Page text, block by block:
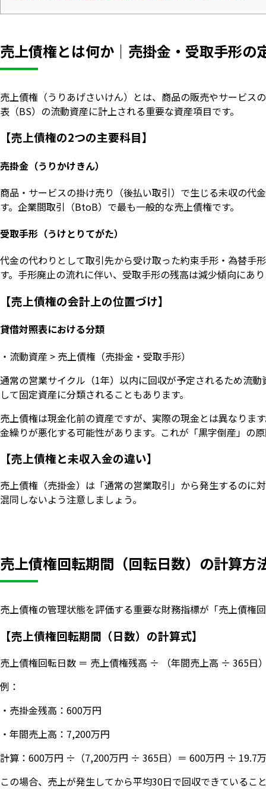
売上債権とは何か｜売掛金・受取手形の
売上債権（うりあげさいけん）とは、商品の販売やサービス
表（BS）の流動資産に計上される重要な資産項目です。
【売上債権の2つの主要科目】
売掛金（うりかけきん）
商品・サービスの掛け売り（後払い取引）で生じる未収の代
す。企業間取引（BtoB）で最も一般的な売上債権です。
受取手形（うけとりてがた）
代金の代わりとして取引先から受け取った約束手形・為替手
す。手形廃止の流れに伴い、受取手形の残高は減少傾向にあ
【売上債権の会計上の位置づけ】
貸借対照表における分類
・流動資産 > 売上債権（売掛金・受取手形）
通常の営業サイクル（1年）以内に回収が予定されるため流
して固定資産に分類されることもあります。
売上債権は現金化前の資産ですが、実際の現金とは異なりま
金繰りが悪化する可能性があります。これが「黒字倒産」の
【売上債権と未収入金の違い】
売上債権（売掛金）は「通常の営業取引」から発生するのに
混同しないよう注意しましょう。
売上債権回転期間（回転日数）の計算方
売上債権の管理状態を評価する重要な財務指標が「売上債権
【売上債権回転期間（日数）の計算式】
売上債権回転日数 ＝ 売上債権残高 ÷ （年間売上高 ÷ 365日
例：
・売掛金残高：600万円
・年間売上高：7,200万円
計算：600万円 ÷（7,200万円 ÷ 365日）＝ 600万円 ÷ 19.7
この場合、売上が発生してから平均30日で回収できているこ